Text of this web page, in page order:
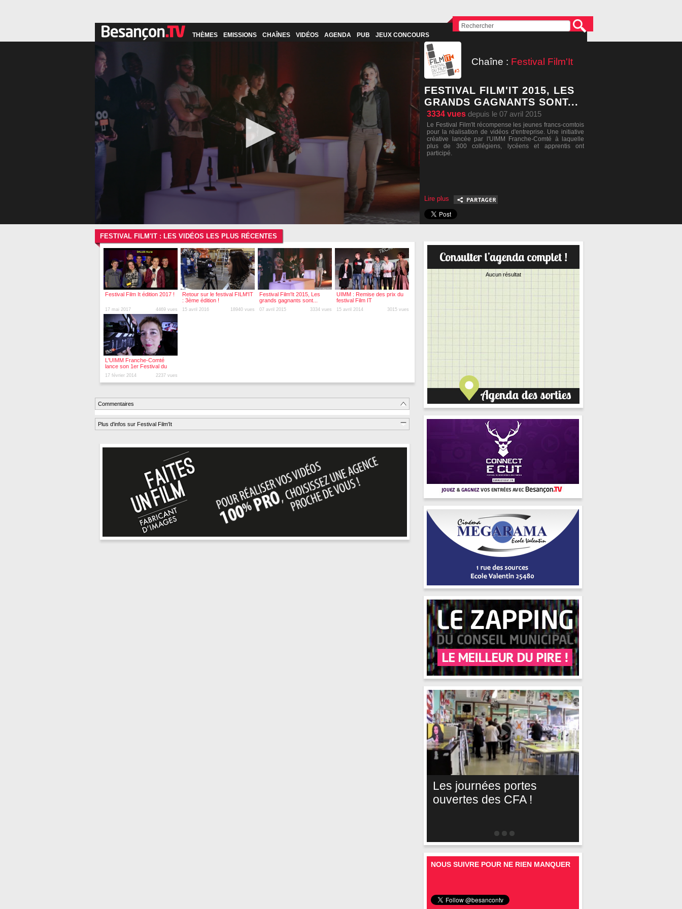
THÈMES EMISSIONS CHAÎNES VIDÉOS AGENDA PUB JEUX CONCOURS
Chaîne : Festival Film'It
FESTIVAL FILM'IT 2015, LES
GRANDS GAGNANTS SONT...
3334 vues depuis le 07 avril 2015
Le Festival Film'It récompense les jeunes francs-comtois
pour la réalisation de vidéos d'entreprise. Une initiative
créative lancée par l'UIMM Franche-Comté à laquelle
plus de 300 collégiens, lycéens et apprentis ont
participé.
Lire plus
FESTIVAL FILM'IT : LES VIDÉOS LES PLUS RÉCENTES
Festival Film It édition 2017 !
17 mai 2017 4469 vues
Retour sur le festival FILM'IT
: 3ème édition !
15 avril 2016 18940 vues
Festival Film'It 2015, Les
grands gagnants sont...
07 avril 2015 3334 vues
UIMM : Remise des prix du
festival Film IT
15 avril 2014 3015 vues
L'UIMM Franche-Comté
lance son 1er Festival du
Film
17 février 2014 2237 vues
Commentaires
Plus d'infos sur Festival Film'It
Aucun résultat
Les journées portes
ouvertes des CFA !
NOUS SUIVRE POUR NE RIEN MANQUER